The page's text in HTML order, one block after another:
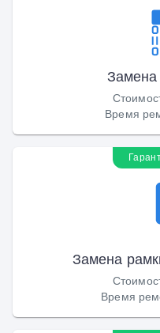
Замена
Время
Замена
Время